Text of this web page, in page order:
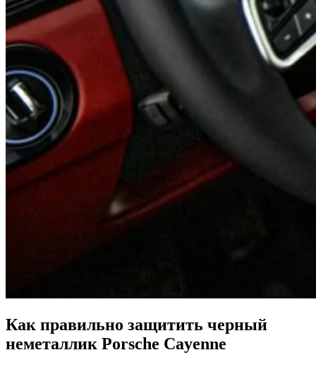
Как правильно защитить черный
неметаллик Porsche Cayenne